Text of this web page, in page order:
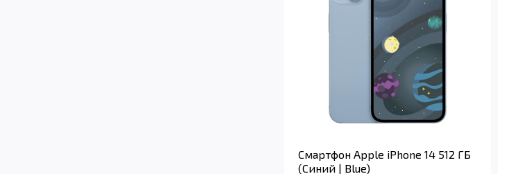
Смартфон Apple iPhone 14 512 ГБ
(Синий | Blue)